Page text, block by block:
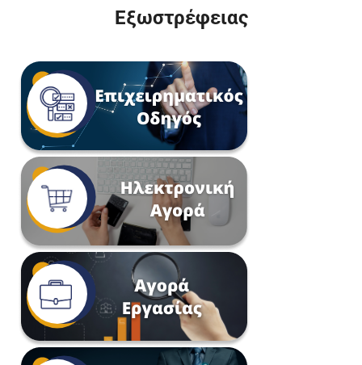
Εξωστρέφειας